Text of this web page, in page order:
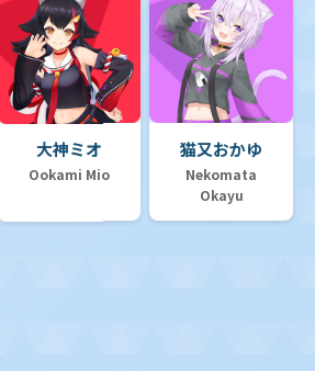
大神ミオ
Ookami Mio
猫又おかゆ
Nekomata
Okayu